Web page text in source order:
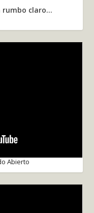
rumbo claro...
Abierto